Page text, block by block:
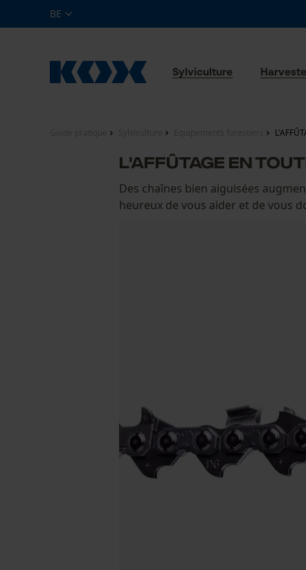
BE
Sylviculture
L'AFFÛTAGE EN
Des chaînes bien aiguisées
heureux de vous aider et de vous